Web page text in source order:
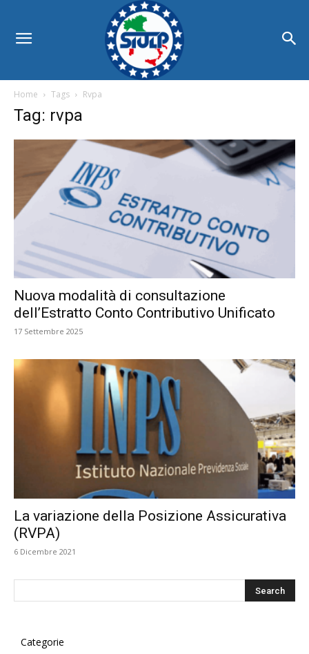
Home Tags Rvpa
Tag: rvpa
Nuova modalità di consultazione
dell’Estratto Conto Contributivo Unificato
17 Settembre 2025
La variazione della Posizione Assicurativa
(RVPA)
6 Dicembre 2021
Categorie